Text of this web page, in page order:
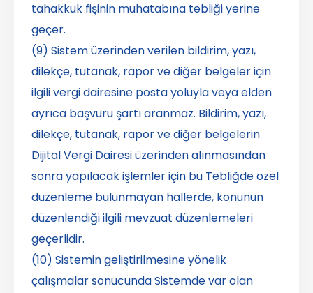
tahakkuk fişinin muhatabına tebliği yerine
geçer.
(9) Sistem üzerinden verilen bildirim, yazı,
dilekçe, tutanak, rapor ve diğer belgeler için
ilgili vergi dairesine posta yoluyla veya elden
ayrıca başvuru şartı aranmaz. Bildirim, yazı,
dilekçe, tutanak, rapor ve diğer belgelerin
Dijital Vergi Dairesi üzerinden alınmasından
sonra yapılacak işlemler için bu Tebliğde özel
düzenleme bulunmayan hallerde, konunun
düzenlendiği ilgili mevzuat düzenlemeleri
geçerlidir.
(10) Sistemin geliştirilmesine yönelik
çalışmalar sonucunda Sistemde var olan